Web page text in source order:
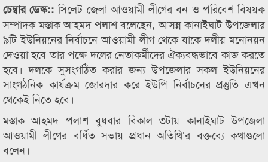
চেম্বার ডেস্ক::সিলেট জেলা আওয়ামী লীগের বন ও পরিবেশ বিষয়ক
সম্পাদক মস্তাক আহমদ পলাশ বলেছেন, আসন্ন কানাইঘাট উপজেলার
৯টি ইউনিয়নের নির্বাচনে আওয়ামী লীগ থেকে যাকে দলীয় মনোনয়ন
দেওয়া হবে তার পক্ষে দলের নেতাকর্মীদের ঐক্যবদ্ধভাবে কাজ করতে
হবে। দলকে সুসংগঠিত করার জন্য উপজেলার সকল ইউনিয়নের
সাংগঠনিক কার্যক্রম জোরদার করে ইউপি নির্বাচনের প্রস্তুতি এখন
থেকেই নিতে হবে।
মস্তাক আহমদ পলাশ বুধবার বিকাল ৩টায় কানাইঘাট উপজেলা
আওয়ামী লীগের বর্ধিত সভায় প্রধান অতিথি’র বক্তব্যে কথাগুলো
বলেন।